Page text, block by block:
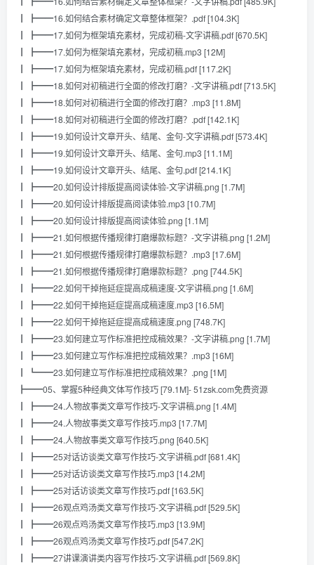
┃ ┣━━16.如何结合素材确定文章整体框架？.pdf [104.3K]
┃ ┣━━17.如何为框架填充素材，完成初稿-文字讲稿.pdf [670.5K]
┃ ┣━━17.如何为框架填充素材，完成初稿.mp3 [12M]
┃ ┣━━17.如何为框架填充素材，完成初稿.pdf [117.2K]
┃ ┣━━18.如何对初稿进行全面的修改打磨？-文字讲稿.pdf [713.5K]
┃ ┣━━18.如何对初稿进行全面的修改打磨？.mp3 [11.8M]
┃ ┣━━18.如何对初稿进行全面的修改打磨？.pdf [142.1K]
┃ ┣━━19.如何设计文章开头、结尾、金句-文字讲稿.pdf [573.4K]
┃ ┣━━19.如何设计文章开头、结尾、金句.mp3 [11.1M]
┃ ┣━━19.如何设计文章开头、结尾、金句.pdf [214.1K]
┃ ┣━━20.如何设计排版提高阅读体验-文字讲稿.png [1.7M]
┃ ┣━━20.如何设计排版提高阅读体验.mp3 [10.7M]
┃ ┣━━20.如何设计排版提高阅读体验.png [1.1M]
┃ ┣━━21.如何根据传播规律打磨爆款标题？-文字讲稿.png [1.2M]
┃ ┣━━21.如何根据传播规律打磨爆款标题？.mp3 [17.6M]
┃ ┣━━21.如何根据传播规律打磨爆款标题？.png [744.5K]
┃ ┣━━22.如何干掉拖延症提高成稿速度-文字讲稿.png [1.6M]
┃ ┣━━22.如何干掉拖延症提高成稿速度.mp3 [16.5M]
┃ ┣━━22.如何干掉拖延症提高成稿速度.png [748.7K]
┃ ┣━━23.如何建立写作标准把控成稿效果？-文字讲稿.png [1.7M]
┃ ┣━━23.如何建立写作标准把控成稿效果？.mp3 [16M]
┃ ┗━━23.如何建立写作标准把控成稿效果？.png [1M]
┣━━05、掌握5种经典文体写作技巧 [79.1M]- 51zsk.com免费资源
┃ ┣━━24.人物故事类文章写作技巧-文字讲稿.png [1.4M]
┃ ┣━━24.人物故事类文章写作技巧.mp3 [17.7M]
┃ ┣━━24.人物故事类文章写作技巧.png [640.5K]
┃ ┣━━25对话访谈类文章写作技巧-文字讲稿.pdf [681.4K]
┃ ┣━━25对话访谈类文章写作技巧.mp3 [14.2M]
┃ ┣━━25对话访谈类文章写作技巧.pdf [163.5K]
┃ ┣━━26观点鸡汤类文章写作技巧-文字讲稿.pdf [529.5K]
┃ ┣━━26观点鸡汤类文章写作技巧.mp3 [13.9M]
┃ ┣━━26观点鸡汤类文章写作技巧.pdf [547.2K]
┃ ┣━━27讲课演讲类内容写作技巧-文字讲稿.pdf [569.8K]